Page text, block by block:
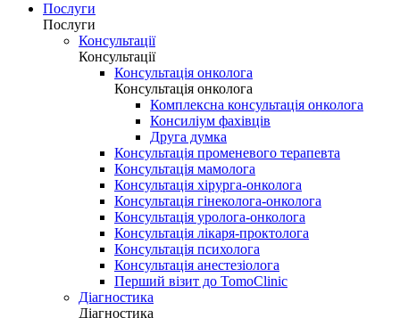
Послуги
Послуги
Консультації
Консультації
Консультація онколога
Консультація онколога
Комплексна консультація онколога
Консиліум фахівців
Друга думка
Консультація променевого терапевта
Консультація мамолога
Консультація хірурга-онколога
Консультація гінеколога-онколога
Консультація уролога-онколога
Консультація лікаря-проктолога
Консультація психолога
Консультація анестезіолога
Перший візит до TomoClinic
Діагностика
Діагностика